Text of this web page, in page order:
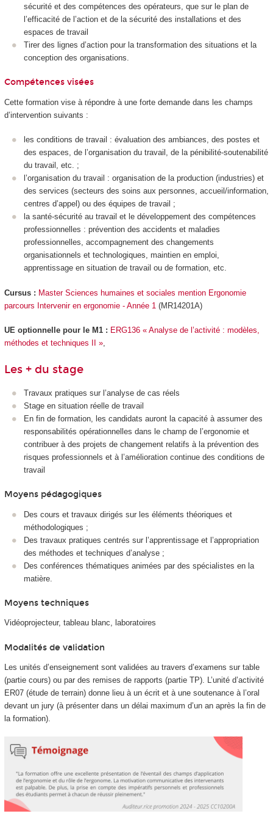
sécurité et des compétences des opérateurs, que sur le plan de
l’efficacité de l’action et de la sécurité des installations et des
espaces de travail
Tirer des lignes d’action pour la transformation des situations et la
conception des organisations.
Compétences visées
Cette formation vise à répondre à une forte demande dans les champs
d’intervention suivants :
les conditions de travail : évaluation des ambiances, des postes et
des espaces, de l’organisation du travail, de la pénibilité-soutenabilité
du travail, etc. ;
l’organisation du travail : organisation de la production (industries) et
des services (secteurs des soins aux personnes, accueil/information,
centres d’appel) ou des équipes de travail ;
la santé-sécurité au travail et le développement des compétences
professionnelles : prévention des accidents et maladies
professionnelles, accompagnement des changements
organisationnels et technologiques, maintien en emploi,
apprentissage en situation de travail ou de formation, etc.
Cursus : Master Sciences humaines et sociales mention Ergonomie
parcours Intervenir en ergonomie - Année 1 (MR14201A)
UE optionnelle pour le M1 : ERG136 « Analyse de l’activité : modèles,
méthodes et techniques II »,
Les + du stage
Travaux pratiques sur l’analyse de cas réels
Stage en situation réelle de travail
En fin de formation, les candidats auront la capacité à assumer des
responsabilités opérationnelles dans le champ de l’ergonomie et
contribuer à des projets de changement relatifs à la prévention des
risques professionnels et à l’amélioration continue des conditions de
travail
Moyens pédagogiques
Des cours et travaux dirigés sur les éléments théoriques et
méthodologiques ;
Des travaux pratiques centrés sur l’apprentissage et l’appropriation
des méthodes et techniques d’analyse ;
Des conférences thématiques animées par des spécialistes en la
matière.
Moyens techniques
Vidéoprojecteur, tableau blanc, laboratoires
Modalités de validation
Les unités d’enseignement sont validées au travers d’examens sur table
(partie cours) ou par des remises de rapports (partie TP). L’unité d’activité
ER07 (étude de terrain) donne lieu à un écrit et à une soutenance à l’oral
devant un jury (à présenter dans un délai maximum d’un an après la fin de
la formation).